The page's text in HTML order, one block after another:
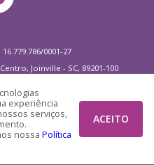
experiência
serviços,
nossa Política
ACEITO
0001-27
Joinville - SC, 89201-100